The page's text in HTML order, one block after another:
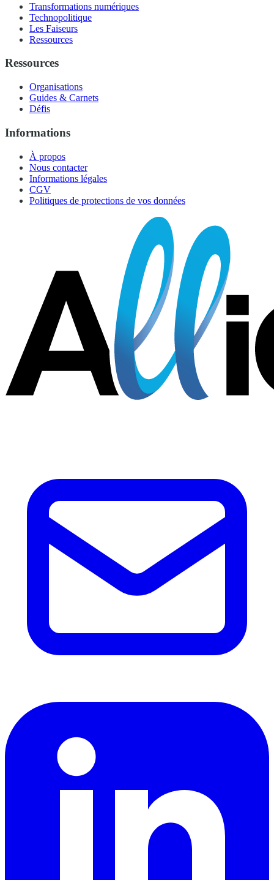
Transformations numériques
Technopolitique
Les Faiseurs
Ressources
Ressources
Organisations
Guides & Carnets
Défis
Informations
À propos
Nous contacter
Informations légales
CGV
Politiques de protections de vos données